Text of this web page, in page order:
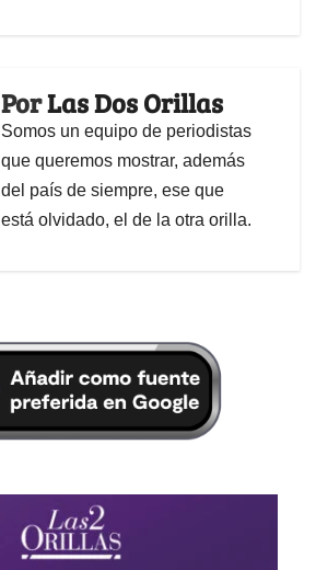
PorLas Dos Orillas
Somos un equipo de periodistas
que queremos mostrar, además
del país de siempre, ese que
está olvidado, el de la otra orilla.